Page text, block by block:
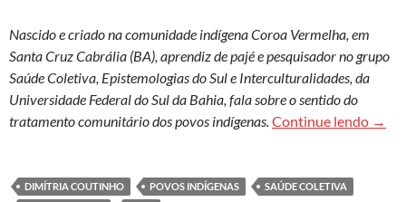
Nascido e criado na comunidade indígena Coroa Vermelha, em
Santa Cruz Cabrália (BA), aprendiz de pajé e pesquisador no grupo
Saúde Coletiva, Epistemologias do Sul e Interculturalidades, da
Universidade Federal do Sul da Bahia, fala sobre o sentido do
tratamento comunitário dos povos indígenas.Continue lendo →
DIMÍTRIA COUTINHO POVOS INDÍGENAS
SAÚDE COLETIVA